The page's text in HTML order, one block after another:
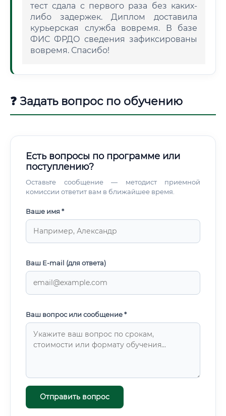
тест сдала с первого раза без каких-
либо задержек. Диплом доставила
курьерская служба вовремя. В базе
ФИС ФРДО сведения зафиксированы
вовремя. Спасибо!
❓ Задать вопрос по обучению
Есть вопросы по программе или
поступлению?
Оставьте сообщение — методист приемной
комиссии ответит вам в ближайшее время.
Ваше имя *
Ваш E-mail (для ответа)
Ваш вопрос или сообщение *
Отправить вопрос